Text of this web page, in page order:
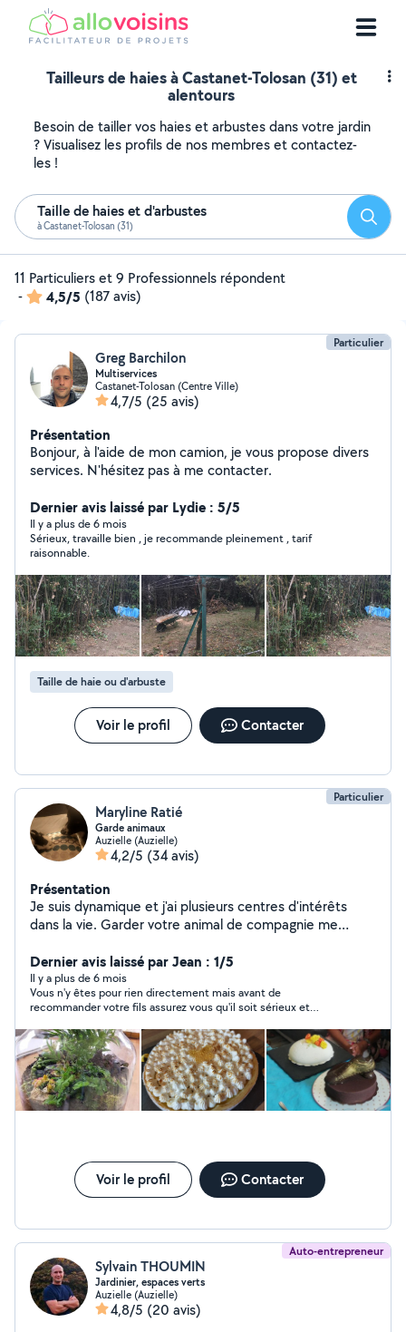
Tailleurs de haies à Castanet-Tolosan (31) et
alentours
Besoin de tailler vos haies et arbustes dans votre jardin
? Visualisez les profils de nos membres et contactez-
les !
Taille de haies et d'arbustes
à Castanet-Tolosan (31)
11 Particuliers et 9 Professionnels répondent
-
4,5/5 (187 avis)
Particulier
Greg Barchilon
Multiservices
Castanet-Tolosan (Centre Ville)
4,7/5 (25 avis)
Présentation
Bonjour, à l'aide de mon camion, je vous propose divers
services. N'hésitez pas à me contacter.
Dernier avis laissé par Lydie : 5/5
Il y a plus de 6 mois
Sérieux, travaille bien , je recommande pleinement , tarif
raisonnable.
Taille de haie ou d'arbuste
Voir le profil Contacter
Particulier
Maryline Ratié
Garde animaux
Auzielle (Auzielle)
4,2/5 (34 avis)
Présentation
Je suis dynamique et j'ai plusieurs centres d'intérêts
dans la vie. Garder votre animal de compagnie me
chaque fois, de m'adapter à leurs habitudes, et leur
caractère. Un seul objectif : que l'animal se sente
comme chez lui et que vous le récupériez calme et
serein. Je suis passionnée par la pâtisserie et la cuisine.
J'aime le jardinage, le bricolage, la musique, le sport, la
pratique des danses en couple.
Dernier avis laissé par Jean : 1/5
Il y a plus de 6 mois
Vous n'y êtes pour rien directement mais avant de
recommander votre fils assurez vous qu'il soit sérieux et
la semaine d'après il monte de 50€ et 4 jours avant les travaux
il monte encore de 150€. Il m'a fait plus perdre du temps
qu'autre chose.
Voir le profil Contacter
Auto-entrepreneur
Sylvain THOUMIN
Jardinier, espaces verts
Auzielle (Auzielle)
4,8/5 (20 avis)